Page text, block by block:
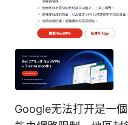
Google无法打开是一